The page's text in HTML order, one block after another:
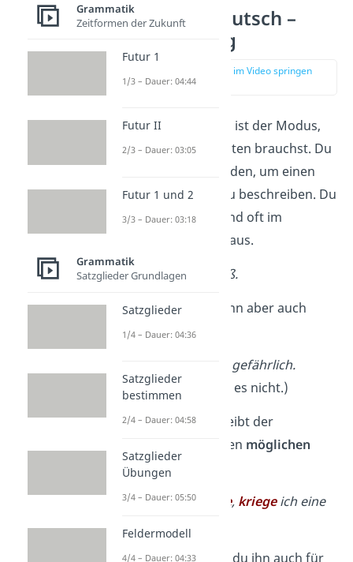
Indikativ Deutsch –
Verwendung
zur Stelle im Video springen
(02:06)
Der Normalmodus
ist der Modus,
den du am häufigsten brauchst. Du
kannst ihn verwenden, um einen
wahren Zustand
zu beschreiben. Du
drückst den Zustand oft im
aus.
Der Tee
heiß.
Dieser Zustand kann aber auch
ausgedachtsein.
gefährlich.
(Werwölfe gibt es nicht.)
Außerdem beschreibt der
Normalmodus einen möglichen
Zustand.
Wenn ich
lerne, kriegeich eine
Als letztes benutzt du ihn auch für
Grammatik
Zeitformen der Zukunft
Futur 1
1/3 – Dauer: 04:44
Futur II
2/3 – Dauer: 03:05
Futur 1 und 2
3/3 – Dauer: 03:18
Grammatik
Satzglieder Grundlagen
Satzglieder
1/4 – Dauer: 04:36
Satzglieder
bestimmen
2/4 – Dauer: 04:58
Satzglieder
Übungen
3/4 – Dauer: 05:50
Feldermodell
4/4 – Dauer: 04:33